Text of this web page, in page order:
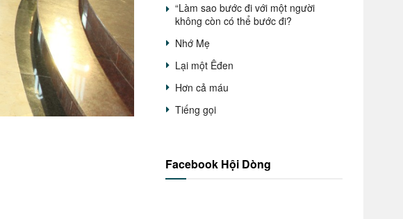
“Làm sao bước đi với một người
không còn có thể bước đi?
Nhớ Mẹ
Lại một Êđen
Hơn cả máu
Tiếng gọi
Facebook Hội Dòng